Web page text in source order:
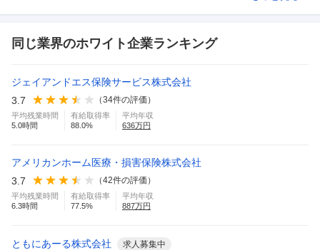
同じ業界のホワイト企業ランキング
ジェイアンドエス保険サービス株式会社
3.7
（34件の評価）
平均残業時間
5.0時間
有給取得率
88.0%
平均年収
636万円
アメリカンホーム医療・損害保険株式会社
3.7
（42件の評価）
平均残業時間
6.3時間
有給取得率
77.5%
平均年収
887万円
ともにあーる株式会社 求人募集中